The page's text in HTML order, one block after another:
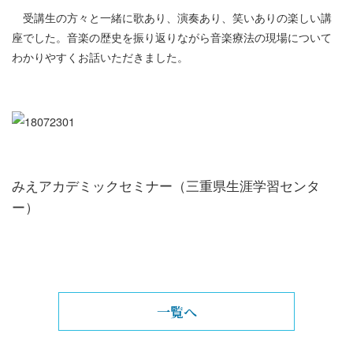
受講生の方々と一緒に歌あり、演奏あり、笑いありの楽しい講
座でした。音楽の歴史を振り返りながら音楽療法の現場について
わかりやすくお話いただきました。
みえアカデミックセミナー（三重県生涯学習センタ
ー）
一覧へ